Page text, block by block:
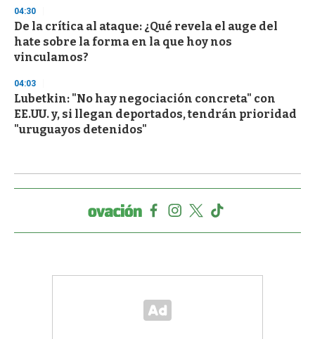
04:30
De la crítica al ataque: ¿Qué revela el auge del
hate sobre la forma en la que hoy nos
vinculamos?
04:03
Lubetkin: "No hay negociación concreta" con
EE.UU. y, si llegan deportados, tendrán prioridad
"uruguayos detenidos"